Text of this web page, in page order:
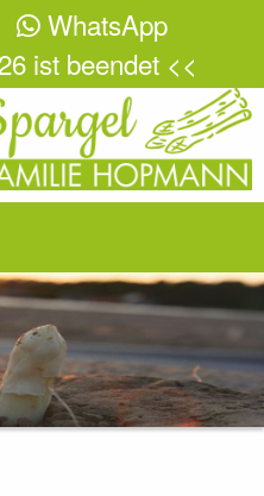
WhatsApp
ist beendet <<